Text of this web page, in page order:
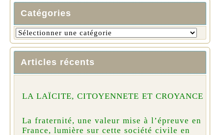
Catégories
Articles récents
LA LAÏCITE, CITOYENNETE ET CROYANCE
La fraternité, une valeur mise à l’épreuve en
France, lumière sur cette société civile en